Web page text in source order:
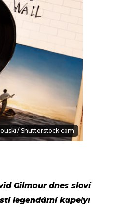
/ Shutterstock.com
Gilmour dnes slaví
legendární kapely!